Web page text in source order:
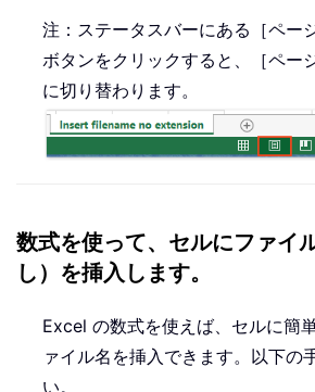
注：ステータスバーにある［ペー
ボタンをクリックすると、［ペー
に切り替わります。
数式を使って、セルにファイ
し）を挿入します。
Excel の数式を使えば、セルに簡
ァイル名を挿入できます。以下の
い。